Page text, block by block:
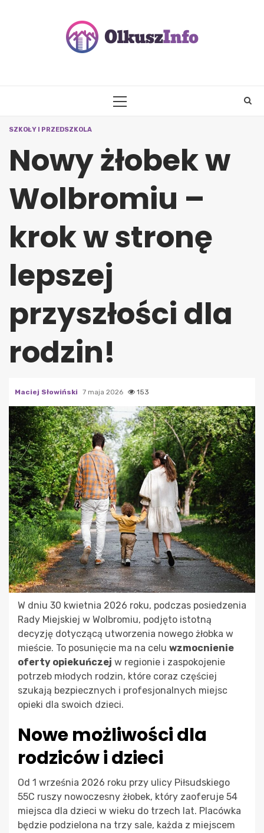
PRIMARY
SZKOŁY I PRZEDSZKOLA
Nowy żłobek w
Wolbromiu –
krok w stronę
lepszej
przyszłości dla
rodzin!
Maciej Słowiński 7 maja 2026 153
W dniu 30 kwietnia 2026 roku, podczas posiedzenia
Rady Miejskiej w Wolbromiu, podjęto istotną
decyzję dotyczącą utworzenia nowego żłobka w
mieście. To posunięcie ma na celu wzmocnienie
oferty opiekuńczej w regionie i zaspokojenie
potrzeb młodych rodzin, które coraz częściej
szukają bezpiecznych i profesjonalnych miejsc
opieki dla swoich dzieci.
Nowe możliwości dla
rodziców i dzieci
Od 1 września 2026 roku przy ulicy Piłsudskiego
55C ruszy nowoczesny żłobek, który zaoferuje 54
miejsca dla dzieci w wieku do trzech lat. Placówka
będzie podzielona na trzy sale, każda z miejscem